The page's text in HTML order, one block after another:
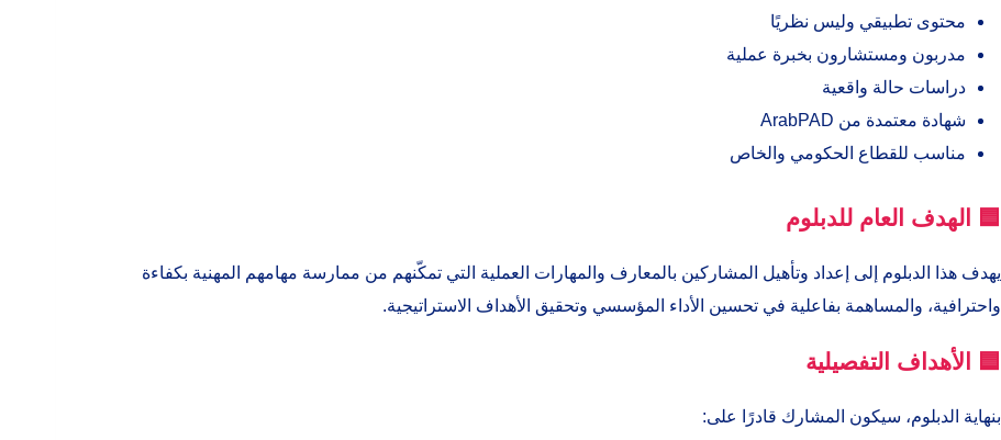
محتوى تطبيقي وليس نظريًا
مدربون ومستشارون بخبرة عملية
دراسات حالة واقعية
شهادة معتمدة من ArabPAD
مناسب للقطاع الحكومي والخاص
🟦 الهدف العام للدبلوم
يهدف هذا الدبلوم إلى إعداد وتأهيل المشاركين بالمعارف والمهارات العملية التي تمكّنهم من ممارسة مهامهم المهنية بكفاءة
واحترافية، والمساهمة بفاعلية في تحسين الأداء المؤسسي وتحقيق الأهداف الاستراتيجية.
🟦 الأهداف التفصيلية
بنهاية الدبلوم، سيكون المشارك قادرًا على: